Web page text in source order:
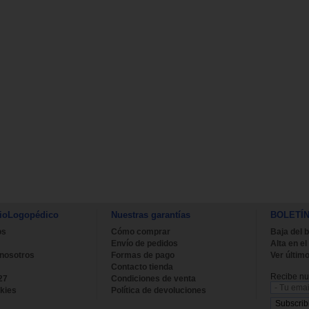
Nuestras garantías
Cómo comprar
Envío de pedidos
Formas de pago
Contacto tienda
Condiciones de venta
Política de devoluciones
BOLETÍN
Baja del
Alta en
Ver
Recibe